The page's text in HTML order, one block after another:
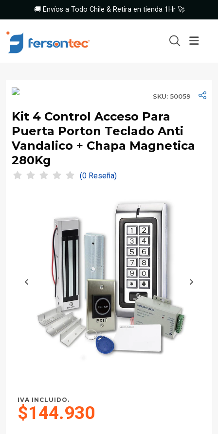
🚚 Envíos a Todo Chile & Retira en tienda 1Hr 🚀
SKU: 50059
Kit 4 Control Acceso Para
Puerta Porton Teclado Anti
Vandalico + Chapa Magnetica
280Kg
(0 Reseña)
IVA INCLUIDO.
$144.930